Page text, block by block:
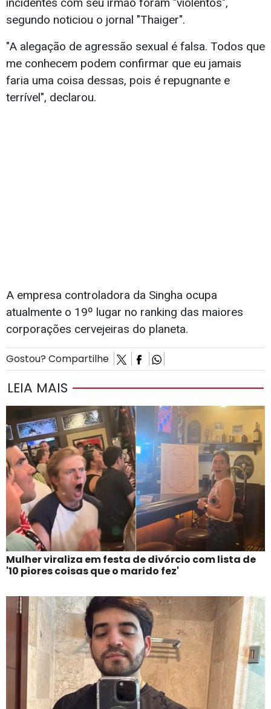
incidentes com seu irmão foram "violentos",
segundo noticiou o jornal "Thaiger".
"A alegação de agressão sexual é falsa. Todos que
me conhecem podem confirmar que eu jamais
faria uma coisa dessas, pois é repugnante e
terrível", declarou.
A empresa controladora da Singha ocupa
atualmente o 19º lugar no ranking das maiores
corporações cervejeiras do planeta.
Gostou? Compartilhe
LEIA MAIS
Mulher viraliza em festa de divórcio com lista de
'10 piores coisas que o marido fez'